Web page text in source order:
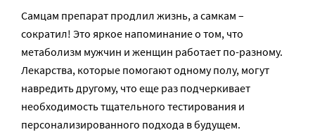
Самцам препарат продлил жизнь, а самкам –
сократил! Это яркое напоминание о том, что
метаболизм мужчин и женщин работает по-разному.
Лекарства, которые помогают одному полу, могут
навредить другому, что еще раз подчеркивает
необходимость тщательного тестирования и
персонализированного подхода в будущем.